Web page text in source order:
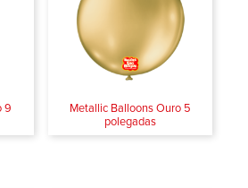
9 Metallic Balloons Ouro 5
polegadas